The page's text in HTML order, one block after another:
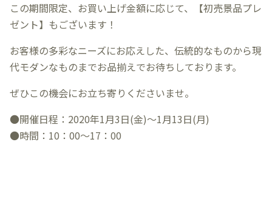
この期間限定、お買い上げ金額に応じて、【初売景品プレ
ゼント】もございます！
お客様の多彩なニーズにお応えした、伝統的なものから現
代モダンなものまでお品揃えでお待ちしております。
ぜひこの機会にお立ち寄りくださいませ。
●開催日程：2020年1月3日(金)～1月13日(月)
●時間：10：00～17：00